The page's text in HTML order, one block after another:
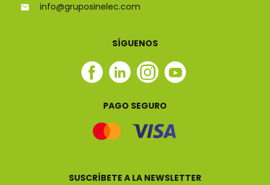
info@gruposinelec.com
SÍGUENOS
Facebook
Linkedin
Instagram
Youtube
PAGO SEGURO
SUSCRÍBETE A LA NEWSLETTER